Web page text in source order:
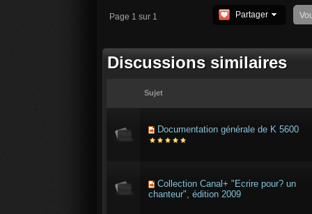
Page 1 sur 1 Partager
Discussions similaires
Sujet
Documentation générale de K 5600
Collection Canal+ "Ecrire pour? un
chanteur", édition 2009